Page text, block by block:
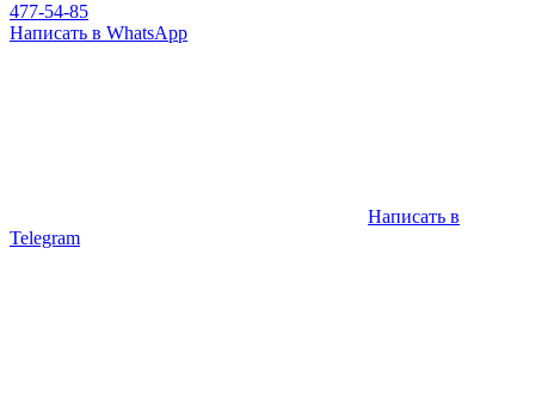
477-54-85
Написать в WhatsApp
Написать в
Telegram